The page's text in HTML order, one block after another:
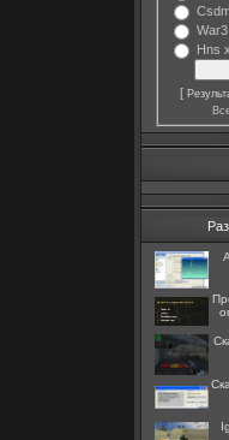
Hns
[